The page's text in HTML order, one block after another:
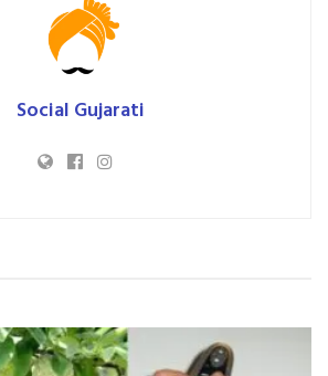
Social Gujarati